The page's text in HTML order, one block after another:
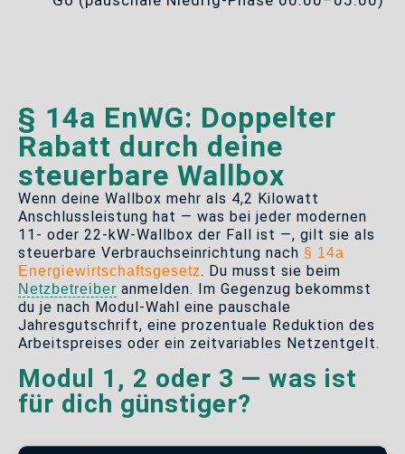
§ 14a EnWG: Doppelter
Rabatt durch deine
steuerbare Wallbox
Wenn deine Wallbox mehr als 4,2 Kilowatt
Anschlussleistung hat — was bei jeder modernen
11- oder 22-kW-Wallbox der Fall ist —, gilt sie als
steuerbare Verbrauchseinrichtung nach § 14a
Energiewirtschaftsgesetz. Du musst sie beim
Netzbetreiber anmelden. Im Gegenzug bekommst
du je nach Modul-Wahl eine pauschale
Jahresgutschrift, eine prozentuale Reduktion des
Arbeitspreises oder ein zeitvariables Netzentgelt.
Modul 1, 2 oder 3 — was ist
für dich günstiger?